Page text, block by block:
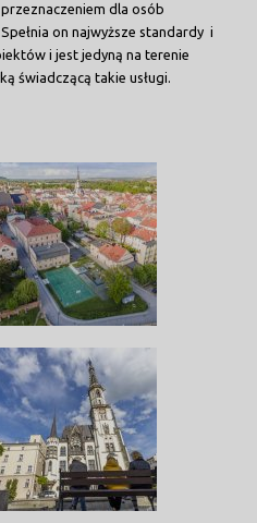
dla osób
on najwyższe standardy i
i jest jedyną na terenie
świadczącą takie usługi.